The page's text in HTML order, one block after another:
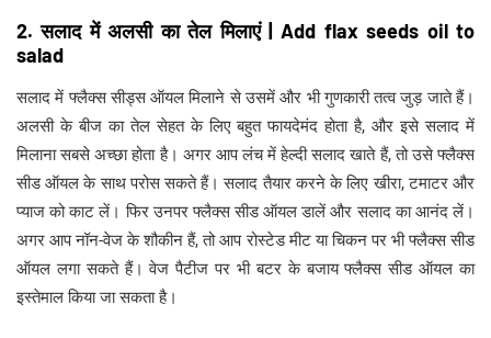
2. सलाद में अलसी का तेल मिलाएं | Add flax seeds oil to
salad
सलाद में फ्लैक्स सीड्स ऑयल मिलाने से उसमें और भी गुणकारी तत्व जुड़ जाते हैं।
अलसी के बीज का तेल सेहत के लिए बहुत फायदेमंद होता है, और इसे सलाद में
मिलाना सबसे अच्छा होता है। अगर आप लंच में हेल्दी सलाद खाते हैं, तो उसे फ्लैक्स
सीड ऑयल के साथ परोस सकते हैं। सलाद तैयार करने के लिए खीरा, टमाटर और
प्याज को काट लें। फिर उनपर फ्लैक्स सीड ऑयल डालें और सलाद का आनंद लें।
अगर आप नॉन-वेज के शौकीन हैं, तो आप रोस्टेड मीट या चिकन पर भी फ्लैक्स सीड
ऑयल लगा सकते हैं। वेज पैटीज पर भी बटर के बजाय फ्लैक्स सीड ऑयल का
इस्तेमाल किया जा सकता है।